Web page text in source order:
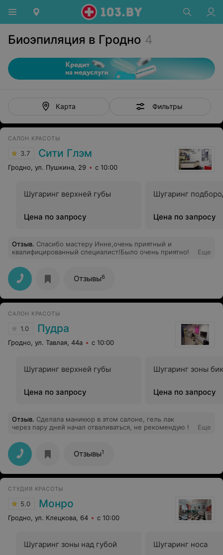
Биоэпиляция в Гродно 4
Карта Фильтры
САЛОН КРАСОТЫ
3.7 Сити Глэм
Гродно, ул. Пушкина, 29 с 10:00
Шугаринг верхней губы
Цена по запросу
Шугаринг
Цена по запросу
Отзыв. Спасибо мастеру Инне,очень приятный и
квалифицированный специалист!Было очень приятно!
Еще
Отзывы6
САЛОН КРАСОТЫ
1.0 Пудра
Гродно, ул. Тавлая, 44а с 10:00
Шугаринг верхней губы
Цена по запросу
Шугаринг зоны
Цена по запросу
Отзыв. Сделала маникюр в этом салоне, гель лак
через пару дней начал отваливаться, не рекомендую !
Еще
Отзывы1
СТУДИЯ КРАСОТЫ
5.0 Монро
Гродно, ул. Клецкова, 64 с 10:00
Шугаринг зоны над губой Шугаринг носа